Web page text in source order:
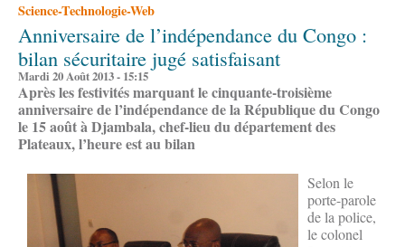
Science-Technologie-Web
Anniversaire de l’indépendance du Congo :
bilan sécuritaire jugé satisfaisant
Mardi 20 Août 2013 - 15:15
Après les festivités marquant le cinquante-troisième
anniversaire de l’indépendance de la République du Congo
le 15 août à Djambala, chef-lieu du département des
Plateaux, l’heure est au bilan
Selon le
porte-parole
de la police,
le colonel